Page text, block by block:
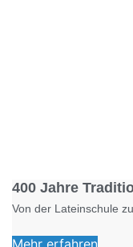
400 Jahre
Von der Lateinschule